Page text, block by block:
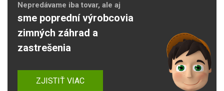
Nepredávame iba tovar, ale aj
sme poprední výrobcovia
zimných záhrad a
zastrešenia
ZJISTIŤ VIAC